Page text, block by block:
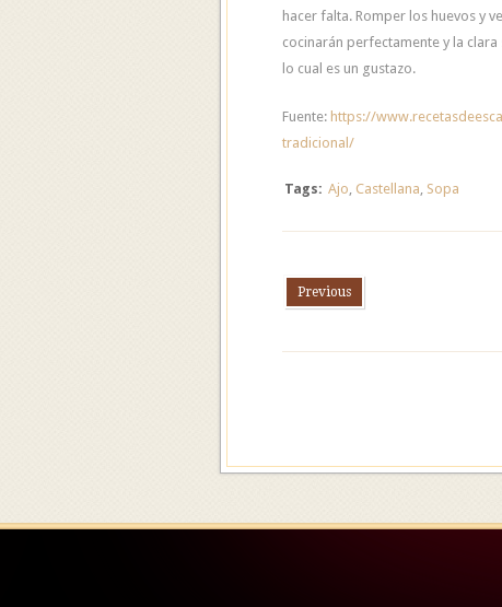
hacer falta. Romper los huevos y
cocinarán perfectamente y la
lo cual es un gustazo.
Fuente: https://
tradicional/
Tags: Ajo, Castellana, Sopa
Previous